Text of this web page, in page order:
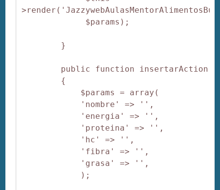
$params);
}
public function insertarAction()
{
$params = array(
'nombre' => '',
'energia' => '',
'proteina' => '',
'hc' => '',
'fibra' => '',
'grasa' => '',
);